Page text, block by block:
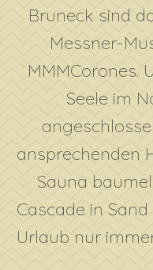
Bruneck sind
Messner-
MMMCorones.
Seele im
ansprechenden
Sauna
Cascade in
Urlaub nur